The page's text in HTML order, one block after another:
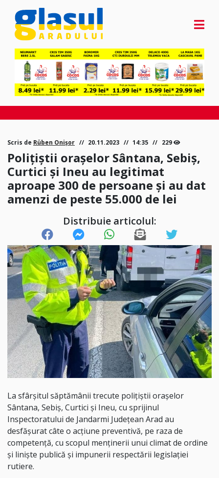
Scris de Rüben Onișor 20.11.2023 14:35 229
Polițiștii orașelor Sântana, Sebiș,
Curtici și Ineu au legitimat
aproape 300 de persoane și au dat
amenzi de peste 55.000 de lei
Distribuie articolul:
La sfârșitul săptămânii trecute polițiștii orașelor
Sântana, Sebiș, Curtici și Ineu, cu sprijinul
Inspectoratului de Jandarmi Județean Arad au
desfășurat câte o acțiune preventivă, pe raza de
competență, cu scopul menținerii unui climat de ordine
și liniște publică și impunerii respectării legislației
rutiere.